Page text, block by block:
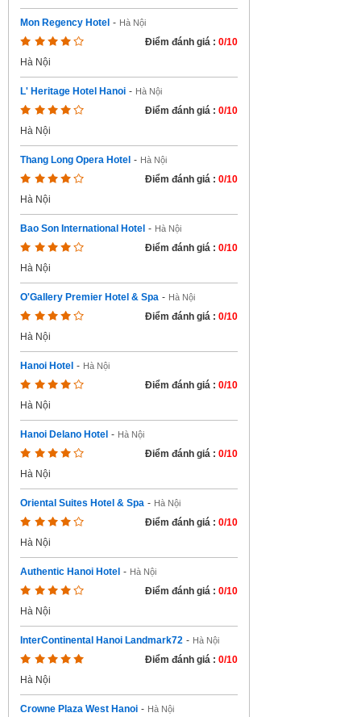
Mon Regency Hotel - Hà Nội
Điểm đánh giá : 0/10
Hà Nội
L' Heritage Hotel Hanoi - Hà Nội
Điểm đánh giá : 0/10
Hà Nội
Thang Long Opera Hotel - Hà Nội
Điểm đánh giá : 0/10
Hà Nội
Bao Son International Hotel - Hà Nội
Điểm đánh giá : 0/10
Hà Nội
O'Gallery Premier Hotel & Spa - Hà Nội
Điểm đánh giá : 0/10
Hà Nội
Hanoi Hotel - Hà Nội
Điểm đánh giá : 0/10
Hà Nội
Hanoi Delano Hotel - Hà Nội
Điểm đánh giá : 0/10
Hà Nội
Oriental Suites Hotel & Spa - Hà Nội
Điểm đánh giá : 0/10
Hà Nội
Authentic Hanoi Hotel - Hà Nội
Điểm đánh giá : 0/10
Hà Nội
InterContinental Hanoi Landmark72 - Hà Nội
Điểm đánh giá : 0/10
Hà Nội
Crowne Plaza West Hanoi - Hà Nội